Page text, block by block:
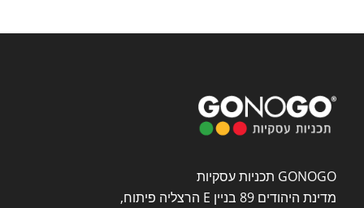
GONOGO תכניות עסקיות
מדינת היהודים 89 בניין E הרצליה פיתוח,